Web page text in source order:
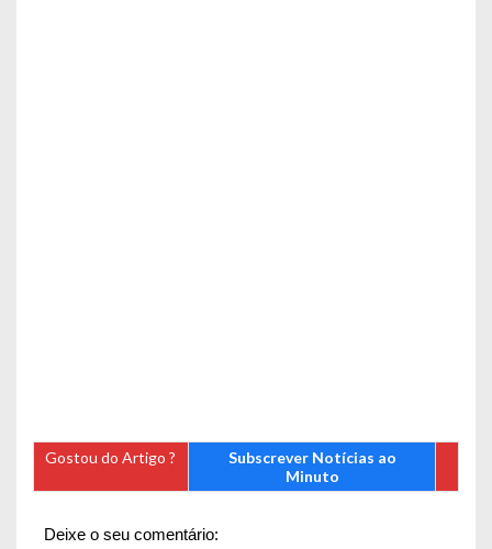
Gostou do Artigo ?
Subscrever Notícias ao
Minuto
Deixe o seu comentário: